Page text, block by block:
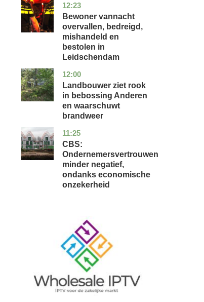
12:23
zuid-
holland
nieuws
Bewoner vannacht
overvallen, bedreigd,
mishandeld en
bestolen in
Leidschendam
12:00
drenthe
nieuws
Landbouwer ziet rook
in bebossing Anderen
en waarschuwt
brandweer
11:25
zuid-
holland
economie
CBS:
Ondernemersvertrouwen
minder negatief,
ondanks economische
onzekerheid